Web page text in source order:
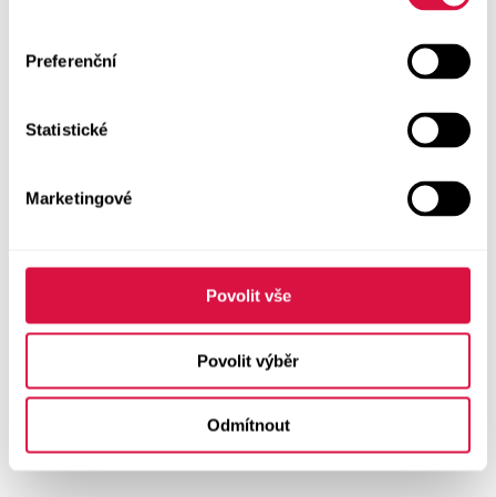
Preferenční
Statistické
Marketingové
Povolit vše
Povolit výběr
Odmítnout